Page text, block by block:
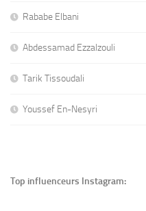
Rababe Elbani
Abdessamad Ezzalzouli
Tarik Tissoudali
Youssef En-Nesyri
Top influenceurs Instagram: